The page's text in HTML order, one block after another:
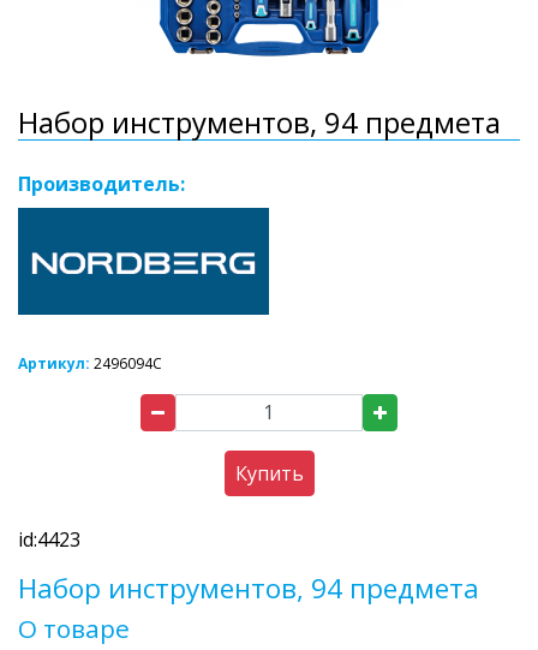
Набор инструментов, 94 предмета
Производитель:
Артикул: 2496094C
Купить
id:4423
Набор инструментов, 94 предмета
О товаре